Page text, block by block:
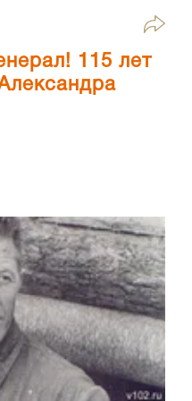
115 лет